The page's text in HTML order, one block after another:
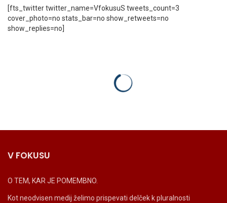
[fts_twitter twitter_name=VfokusuS tweets_count=3
cover_photo=no stats_bar=no show_retweets=no
show_replies=no]
V FOKUSU
O TEM, KAR JE POMEMBNO.
Kot neodvisen medij želimo prispevati delček k pluralnosti